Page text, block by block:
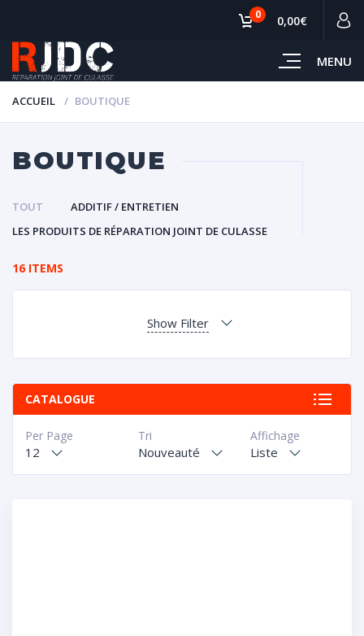
MENU
0 0,00€
ACCUEIL BOUTIQUE
BOUTIQUE
TOUT
ADDITIF / ENTRETIEN
LES PRODUITS DE RÉPARATION JOINT DE CULASSE
16 ITEMS
Show Filter
CATALOGUE
Affichage
Liste
Tri
Nouveauté
Per Page
12